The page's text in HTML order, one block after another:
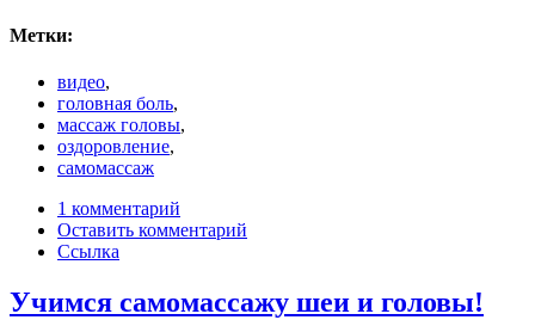
Метки:
видео,
головная боль,
массаж головы,
оздоровление,
самомассаж
1 комментарий
Оставить комментарий
Ссылка
Учимся самомассажу шеи и головы!